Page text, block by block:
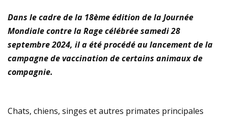
DOUALA II : UN TOURNOI DE FOLIE
CDHC – ACDDH : LES AXES PRIORITAIRES
Dans le cadre de la 18ème édition de la Journée
Mondiale contre la Rage célébrée samedi 28
septembre 2024, il a été procédé au lancement de la
campagne de vaccination de certains animaux de
compagnie.
Chats, chiens, singes et autres primates principales